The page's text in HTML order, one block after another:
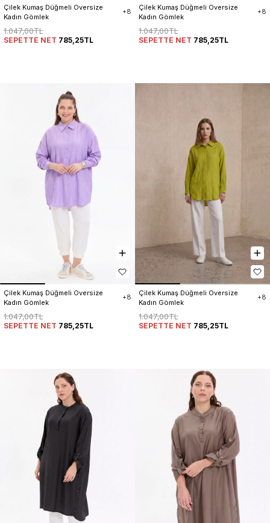
Çilek Kumaş Düğmeli Oversize
Kadın Gömlek
+8
1.047,00TL
SEPETTE NET 785,25TL
Çilek Kumaş Düğmeli Oversize
Kadın Gömlek
+8
1.047,00TL
SEPETTE NET 785,25TL
Çilek Kumaş Düğmeli Oversize
Kadın Gömlek
+8
1.047,00TL
SEPETTE NET 785,25TL
Çilek Kumaş Düğmeli Oversize
Kadın Gömlek
+8
1.047,00TL
SEPETTE NET 785,25TL